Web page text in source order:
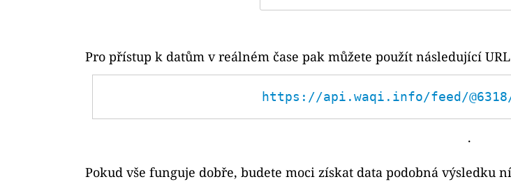
Pro přístup k datům v reálném čase pak můžete použít následující
https://api.waqi.info/feed/@6318/
.
Pokud vše funguje dobře, budete moci získat data podobná výsledku